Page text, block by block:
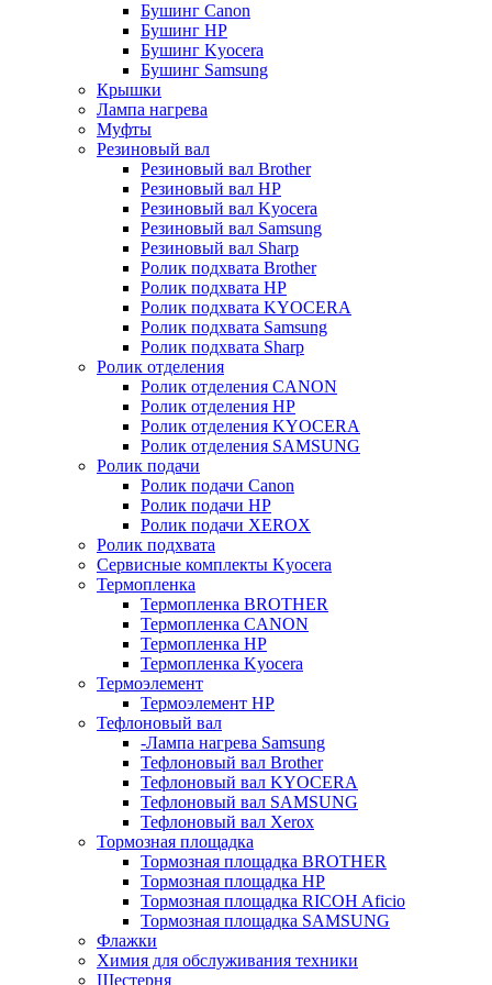
Бушинг Canon
Бушинг HP
Бушинг Kyocera
Бушинг Samsung
Крышки
Лампа нагрева
Муфты
Резиновый вал
Резиновый вал Brother
Резиновый вал HP
Резиновый вал Kyocera
Резиновый вал Samsung
Резиновый вал Sharp
Ролик подхвата Brother
Ролик подхвата HP
Ролик подхвата KYOCERA
Ролик подхвата Samsung
Ролик подхвата Sharp
Ролик отделения
Ролик отделения CANON
Ролик отделения HP
Ролик отделения KYOCERA
Ролик отделения SAMSUNG
Ролик подачи
Ролик подачи Canon
Ролик подачи HP
Ролик подачи XEROX
Ролик подхвата
Сервисные комплекты Kyocera
Термопленка
Термопленка BROTHER
Термопленка CANON
Термопленка HP
Термопленка Kyocera
Термоэлемент
Термоэлемент НР
Тефлоновый вал
-Лампа нагрева Samsung
Тефлоновый вал Brother
Тефлоновый вал KYOCERA
Тефлоновый вал SAMSUNG
Тефлоновый вал Xerox
Тормозная площадка
Тормозная площадка BROTHER
Тормозная площадка HP
Тормозная площадка RICOH Aficio
Тормозная площадка SAMSUNG
Флажки
Химия для обслуживания техники
Шестерня